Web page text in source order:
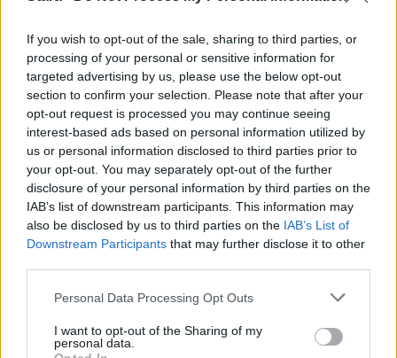
If you wish to opt-out of the sale, sharing to third parties, or
processing of your personal or sensitive information for
targeted advertising by us, please use the below opt-out
section to confirm your selection. Please note that after your
opt-out request is processed you may continue seeing
interest-based ads based on personal information utilized by
us or personal information disclosed to third parties prior to
your opt-out. You may separately opt-out of the further
disclosure of your personal information by third parties on the
IAB’s list of downstream participants. This information may
also be disclosed by us to third parties on the IAB’s List of
Downstream Participants that may further disclose it to other
Personal Data Processing Opt Outs
I want to opt-out of the Sharing of my
personal data.